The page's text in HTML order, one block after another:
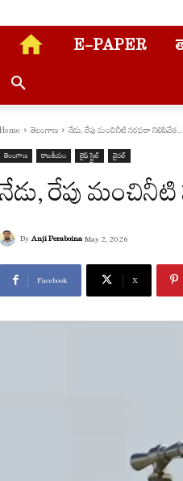
E-PAPER
Home తెలంగాణ నేడు, రేపు మంచినీటి సరఫరా నిలిపివేత...!
తెలంగాణ రాజకీయం లైఫ్ స్టైల్ వైరల్
నేడు, రేపు
By Anji Peraboina May 2, 2026
Facebook X